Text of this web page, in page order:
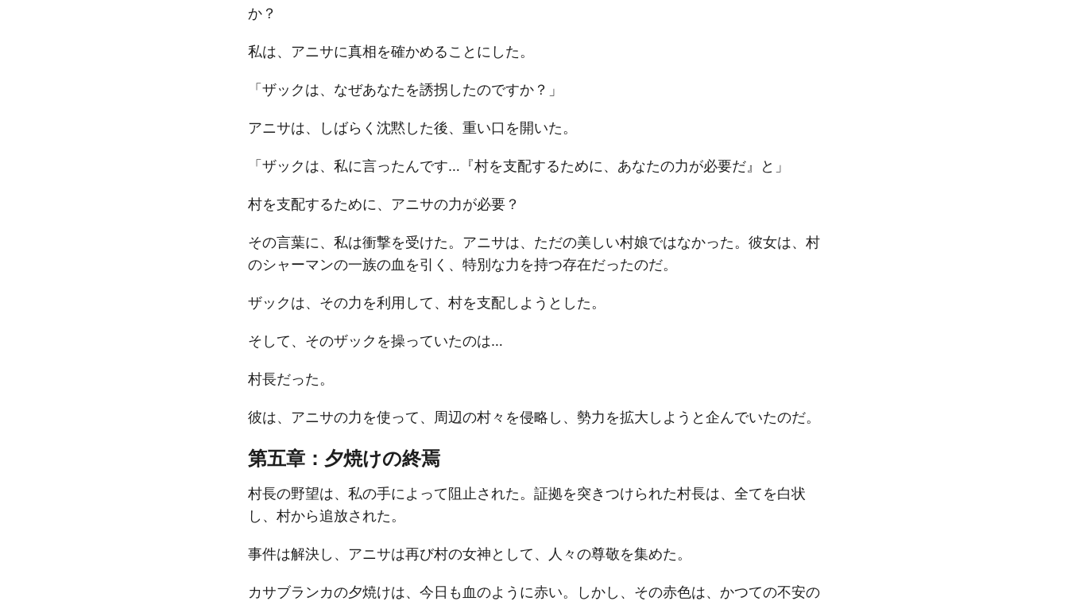
か？
私は、アニサに真相を確かめることにした。
「ザックは、なぜあなたを誘拐したのですか？」
アニサは、しばらく沈黙した後、重い口を開いた。
「ザックは、私に言ったんです…『村を支配するために、あなたの力が必要だ』と」
村を支配するために、アニサの力が必要？
その言葉に、私は衝撃を受けた。アニサは、ただの美しい村娘ではなかった。彼女は、村
のシャーマンの一族の血を引く、特別な力を持つ存在だったのだ。
ザックは、その力を利用して、村を支配しようとした。
そして、そのザックを操っていたのは…
村長だった。
彼は、アニサの力を使って、周辺の村々を侵略し、勢力を拡大しようと企んでいたのだ。
第五章：夕焼けの終焉
村長の野望は、私の手によって阻止された。証拠を突きつけられた村長は、全てを白状
し、村から追放された。
事件は解決し、アニサは再び村の女神として、人々の尊敬を集めた。
カサブランカの夕焼けは、今日も血のように赤い。しかし、その赤色は、かつての不安の